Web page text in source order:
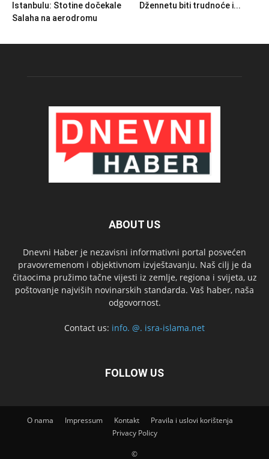
Istanbulu: Stotine dočekale
Salaha na aerodromu
Džennetu biti trudnoće i...
ABOUT US
Dnevni Haber je nezavisni informativni portal posvećen
pravovremenom i objektivnom izvještavanju. Naš cilj je da
čitaocima pružimo tačne vijesti iz zemlje, regiona i svijeta, uz
poštovanje najviših novinarskih standarda. Vaš haber, naša
odgovornost.
Contact us: info. @. isra-islama.net
FOLLOW US
O nama Impressum Kontakt
Pravila i uslovi korištenja
Privacy Policy
©